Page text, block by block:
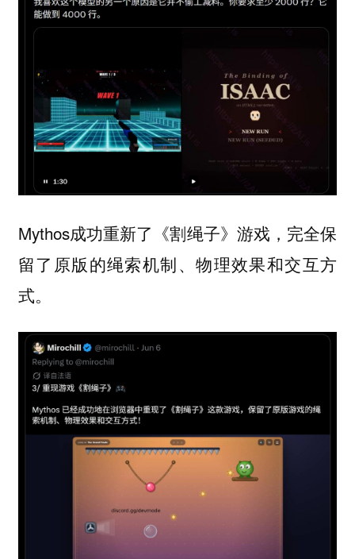
Mythos成功重新了《割绳子》游戏，完全保
留了原版的绳索机制、物理效果和交互方
式。